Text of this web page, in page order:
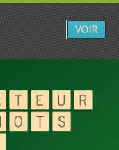
VOIR